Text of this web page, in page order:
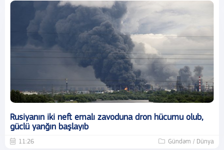
Rusiyanın iki neft emalı zavoduna dron hücumu olub,
güclü yanğın başlayıb
11:26 Gündəm / Dünya